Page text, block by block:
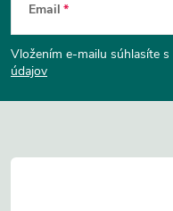
á
p
t
Email
Vložením e-mailu súhlasíte s
údajov